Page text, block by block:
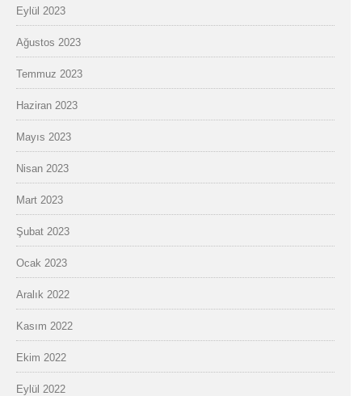
Eylül 2023
Ağustos 2023
Temmuz 2023
Haziran 2023
Mayıs 2023
Nisan 2023
Mart 2023
Şubat 2023
Ocak 2023
Aralık 2022
Kasım 2022
Ekim 2022
Eylül 2022